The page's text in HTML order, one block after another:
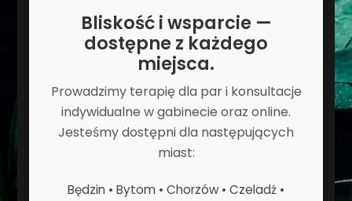
Bliskość i wsparcie —
dostępne z każdego
miejsca.
Prowadzimy terapię dla par i konsultacje
indywidualne w gabinecie oraz online.
Jesteśmy dostępni dla następujących
miast:
Będzin • Bytom • Chorzów • Czeladź •